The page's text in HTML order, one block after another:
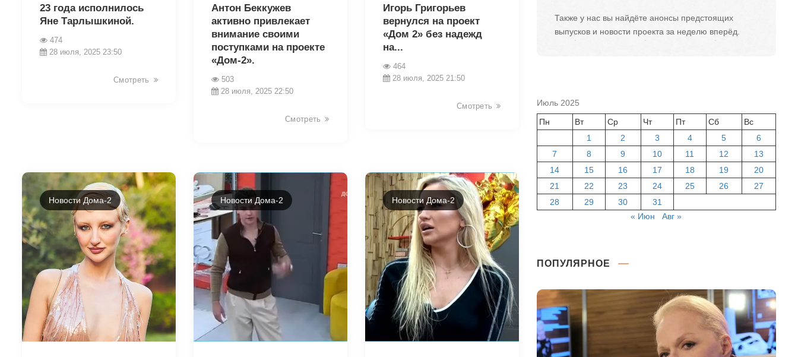
23 года исполнилось
Яне Тарлышкиной.
474
28 июля, 2025 23:50
Смотреть
Антон Беккужев
активно привлекает
внимание своими
поступками на проекте
«Дом-2».
503
28 июля, 2025 22:50
Смотреть
Игорь Григорьев
вернулся на проект
«Дом 2» без надежд
на...
464
28 июля, 2025 21:50
Смотреть
Новости Дома-2 Новости Дома-2 Новости Дома-2
Также у нас вы найдёте анонсы предстоящих
выпусков и новости проекта за неделю вперёд.
Июль 2025
Пн
Вт Ср Чт Пт Сб
Вс
1
2 3 4 5
6
7
8 9 10 11 12
13
14
15 16 17 18 19
20
21
22 23 24 25 26
27
28
29 30
31
« Июн
Авг »
ПОПУЛЯРНОЕ